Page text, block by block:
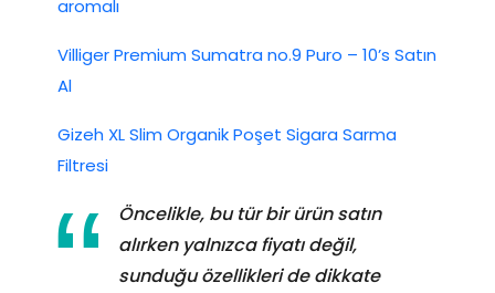
aromalı
Villiger Premium Sumatra no.9 Puro – 10’s Satın
Al
Gizeh XL Slim Organik Poşet Sigara Sarma
Filtresi
Öncelikle, bu tür bir ürün satın
alırken yalnızca fiyatı değil,
sunduğu özellikleri de dikkate